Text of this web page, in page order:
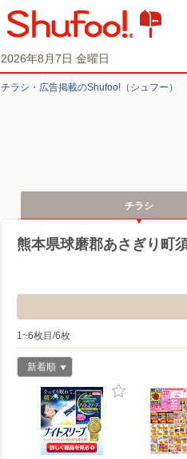
2026年8月7日 金曜日
チラシ・​広告掲載の​Shufoo!​（シュフー）
チラシ
熊本県球磨郡あさぎり町
1~6枚目/6枚
新着順